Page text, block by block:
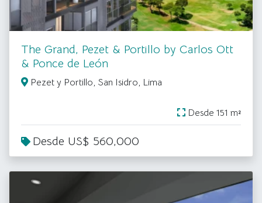
The Grand, Pezet & Portillo by Carlos Ott
& Ponce de León
Pezet y Portillo, San Isidro, Lima
Desde 151 m²
Desde US$ 560,000